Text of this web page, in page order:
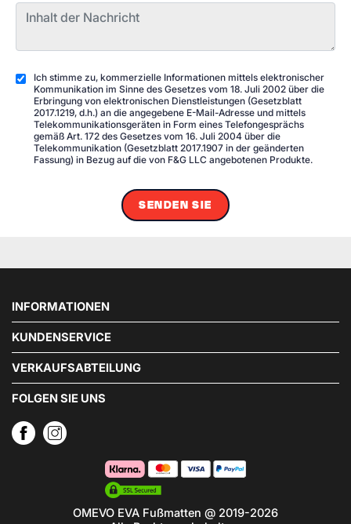
Ich stimme zu, kommerzielle Informationen mittels elektronischer
Kommunikation im Sinne des Gesetzes vom 18. Juli 2002 über die
Erbringung von elektronischen Dienstleistungen (Gesetzblatt
2017.1219, d.h.) an die angegebene E-Mail-Adresse und mittels
Telekommunikationsgeräten in Form eines Telefongesprächs
gemäß Art. 172 des Gesetzes vom 16. Juli 2004 über die
Telekommunikation (Gesetzblatt 2017.1907 in der geänderten
Fassung) in Bezug auf die von F&G LLC angebotenen Produkte.
SENDEN SIE
INFORMATIONEN
KUNDENSERVICE
VERKAUFSABTEILUNG
FOLGEN SIE UNS
OMEVO EVA Fußmatten @ 2019-2026